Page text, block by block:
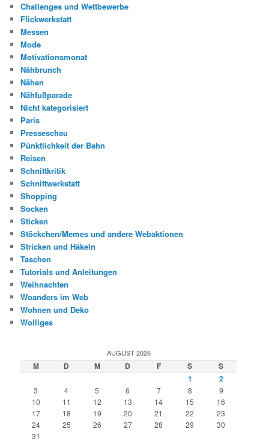
Challenges und Wettbewerbe
Flickwerkstatt
Messen
Mode
Motivationsmonat
Nähbrunch
Nähen
Nähfußparade
Nicht kategorisiert
Paris
Presseschau
Pünktlichkeit der Bahn
Reisen
Schnittkritik
Schnittwerkstatt
Shopping
Socken
Sticken
Stöckchen/Memes und andere Webaktionen
Stricken und Häkeln
Taschen
Tutorials und Anleitungen
Weihnachten
Woanders im Web
Wohnen und Deko
Wolliges
AUGUST 2026
M D M D F S
S
1
2
3 4 5 6 7 8
9
10
11 12 13 14 15
16
17
18 19 20 21 22
23
24
25 26 27 28 29
30
31